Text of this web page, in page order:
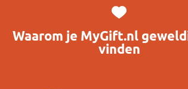
Waarom je MyGift.nl
vinden